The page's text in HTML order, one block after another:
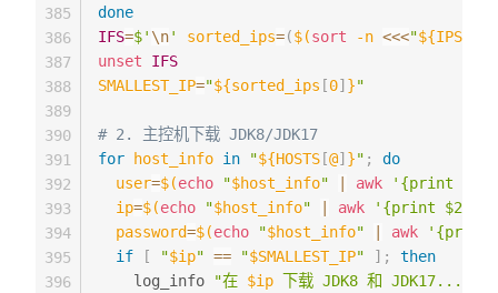
done
IFS=$' \n' sorted_ips=($(sort -n <<<"${IPS
unset
IFS
SMALLEST_IP="${sorted_ips [0] }"
# 2. 主控机下载 JDK8/JDK17
for
host_info in "${HOSTS [@] }" ;
do
user=$(echo "$host_info" awk
'{print $1}'
ip=$(echo "$host_info" awk '{print $2}'
password=$(echo "$host_info" awk
'{print
if
[ "$ip" == "$SMALLEST_IP" ] ;
then
    log_info
"在 $ip 下载 JDK8 和 JDK17..."
385
386
387
388
389
390
391
392
393
394
395
396